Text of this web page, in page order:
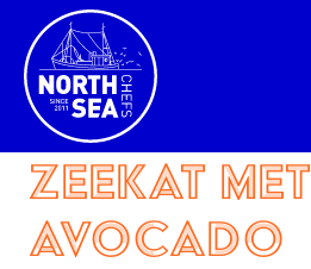
Zeekat met
avocado